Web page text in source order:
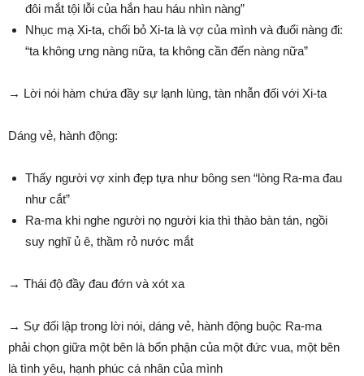
đôi mắt tội lỗi của hắn hau háu nhìn nàng”
Nhục mạ Xi-ta, chối bỏ Xi-ta là vợ của mình và đuổi nàng đi:
“ta không ưng nàng nữa, ta không cần đến nàng nữa”
→ Lời nói hàm chứa đầy sự lạnh lùng, tàn nhẫn đối với Xi-ta
Dáng vẻ, hành động:
Thấy người vợ xinh đẹp tựa như bông sen “lòng Ra-ma đau
như cắt”
Ra-ma khi nghe người nọ người kia thì thào bàn tán, ngồi
suy nghĩ ủ ê, thầm rỏ nước mắt
→ Thái độ đầy đau đớn và xót xa
→ Sự đối lập trong lời nói, dáng vẻ, hành động buộc Ra-ma
phải chọn giữa một bên là bổn phận của một đức vua, một bên
là tình yêu, hạnh phúc cá nhân của mình